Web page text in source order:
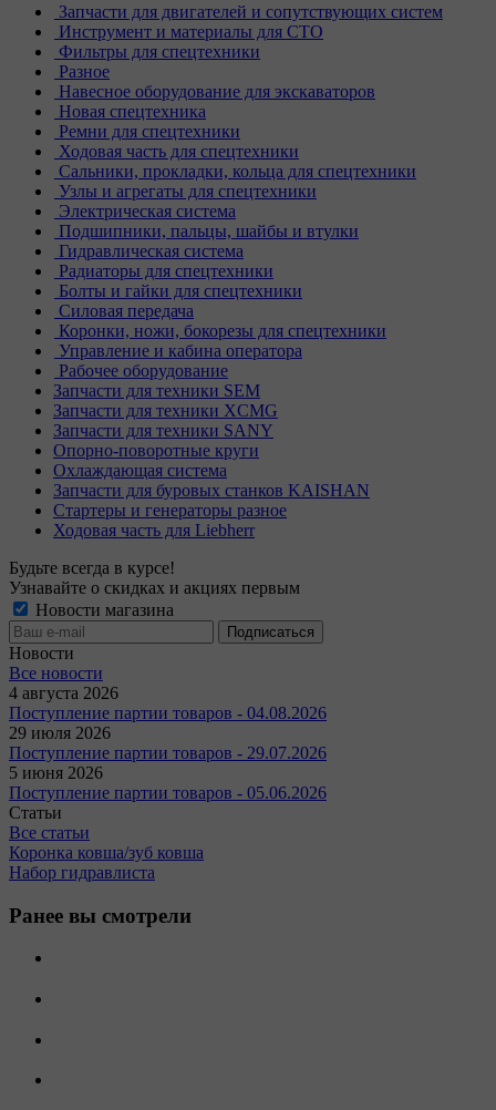
Запчасти для двигателей и сопутствующих систем
Инструмент и материалы для СТО
Фильтры для спецтехники
Разное
Навесное оборудование для экскаваторов
Новая спецтехника
Ремни для спецтехники
Ходовая часть для спецтехники
Сальники, прокладки, кольца для спецтехники
Узлы и агрегаты для спецтехники
Электрическая система
Подшипники, пальцы, шайбы и втулки
Гидравлическая система
Радиаторы для спецтехники
Болты и гайки для спецтехники
Силовая передача
Коронки, ножи, бокорезы для спецтехники
Управление и кабина оператора
Рабочее оборудование
Запчасти для техники SEM
Запчасти для техники XCMG
Запчасти для техники SANY
Опорно-поворотные круги
Охлаждающая система
Запчасти для буровых станков KAISHAN
Стартеры и генераторы разное
Ходовая часть для Liebherr
Будьте всегда в курсе!
Узнавайте о скидках и акциях первым
Новости магазина
Новости
Все новости
4 августа 2026
Поступление партии товаров - 04.08.2026
29 июля 2026
Поступление партии товаров - 29.07.2026
5 июня 2026
Поступление партии товаров - 05.06.2026
Статьи
Все статьи
Коронка ковша/зуб ковша
Набор гидравлиста
Ранее вы смотрели